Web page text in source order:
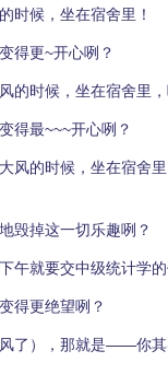
候，坐在宿舍里！
得更~开心咧？
时候，坐在宿舍里
得最~~~开心咧？
的时候，坐在宿舍
毁掉这一切乐趣咧？
就要交中级统计学的
得更绝望咧？
了），那就是——你其